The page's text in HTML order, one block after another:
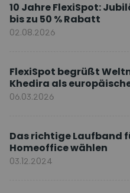
10 Jahre FlexiSpot:
bis zu 50 % Rabatt
02.08.2026
FlexiSpot begrüßt
Khedira als
Markenbotschafter
06.03.2026
Das richtige Laufband
Homeoffice wählen
03.12.2024